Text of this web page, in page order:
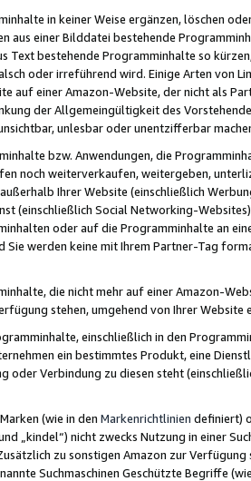
in keiner Weise ergänzen, löschen
aus einer Bilddatei bestehende
Text bestehende Programminhalte so
oder irreführend wird. Einige Arten von
auf einer Amazon-Website, der nicht als
der Allgemeingültigkeit des
unlesbar oder unentzifferbar
bzw. Anwendungen, die
noch weiterverkaufen, weitergeben,
Ihrer Website (einschließlich
(einschließlich Social Networking-
oder auf die Programminhalte an
Sie werden keine mit Ihrem Partner-Tag
die nicht mehr auf einer Amazon-
stehen, umgehend von Ihrer
einschließlich in den
ein bestimmtes Produkt, eine
oder Verbindung zu diesen steht
(wie in den Markenrichtlinien definiert)
und „kindel“) nicht zwecks Nutzung in einer
zu sonstigen Amazon zur
Suchmaschinen Geschützte Begriffe